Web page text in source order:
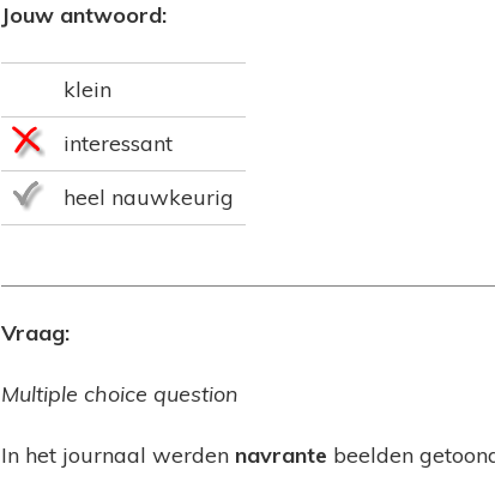
Jouw antwoord:
klein
interessant
heel nauwkeurig
Vraag:
Multiple choice question
In het journaal werden navrante beelden